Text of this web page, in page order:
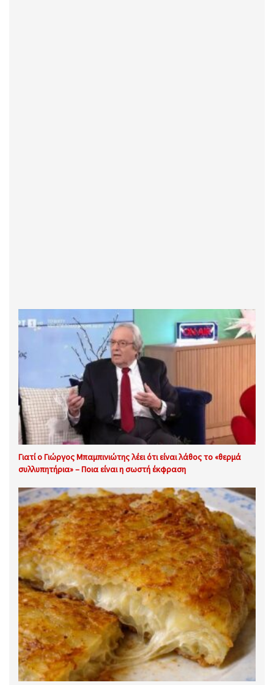
Γιατί ο Γιώργος Μπαμπινιώτης λέει ότι είναι λάθος το «θερμά
συλλυπητήρια» – Ποια είναι η σωστή έκφραση